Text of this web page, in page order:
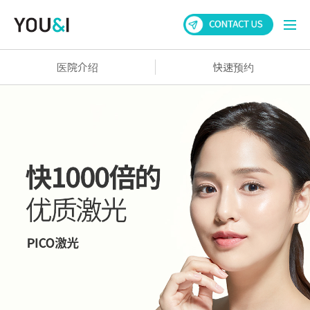
医院介绍 快速预约